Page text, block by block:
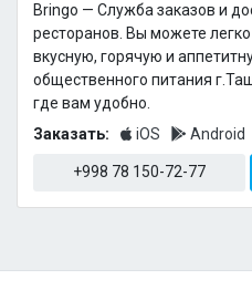
Bringo — Cлужба заказов и
ресторанов. Вы можете
вкусную, горячую и
общественного питания
где вам удобно.
Заказать:
iOS Android
+998 78 150-72-77